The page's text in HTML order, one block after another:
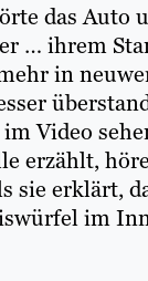
das Auto
… ihrem
in
Video
erzählt,
sie erklärt,
im